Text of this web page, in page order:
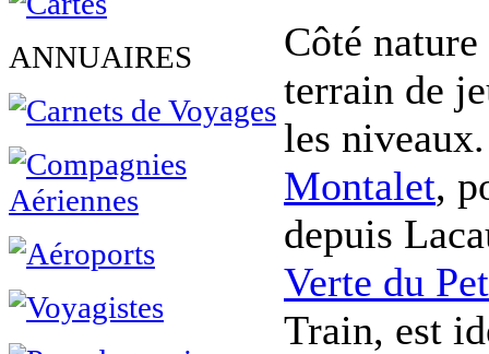
ANNUAIRES
Côté
terrain de
les
Montalet,
depuis
Verte du
Train, est